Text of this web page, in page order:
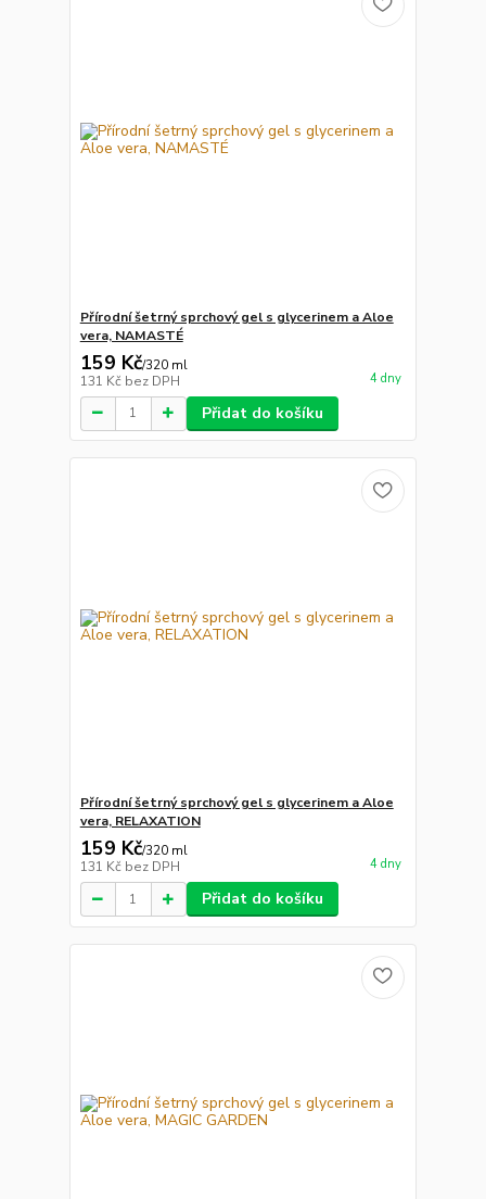
Přírodní šetrný sprchový gel s glycerinem a Aloe
vera, NAMASTÉ
159 Kč/320 ml
131 Kč bez DPH 4 dny
Přidat do košíku
Přírodní šetrný sprchový gel s glycerinem a Aloe
vera, RELAXATION
159 Kč/320 ml
131 Kč bez DPH 4 dny
Přidat do košíku